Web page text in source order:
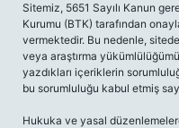
Sitemiz, 5651 Sayılı Kanun
Kurumu (BTK) tarafından
vermektedir. Bu nedenle,
veya araştırma
yazdıkları içeriklerin
bu sorumluluğu kabul etmiş
Hukuka ve yasal